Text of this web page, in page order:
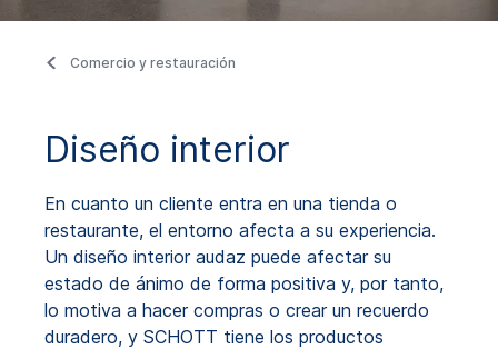
Comercio y restauración
Diseño interior
En cuanto un cliente entra en una tienda o
restaurante, el entorno afecta a su experiencia.
Un diseño interior audaz puede afectar su
estado de ánimo de forma positiva y, por tanto,
lo motiva a hacer compras o crear un recuerdo
duradero, y SCHOTT tiene los productos